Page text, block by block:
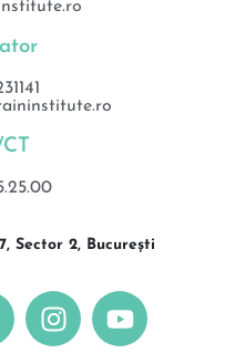
Sector 2, București